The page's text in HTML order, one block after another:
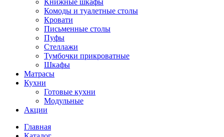
Книжные шкафы
Комоды и туалетные столы
Кровати
Письменные столы
Пуфы
Стеллажи
Тумбочки прикроватные
Шкафы
Матрасы
Кухни
Готовые кухни
Модульные
Акции
Главная